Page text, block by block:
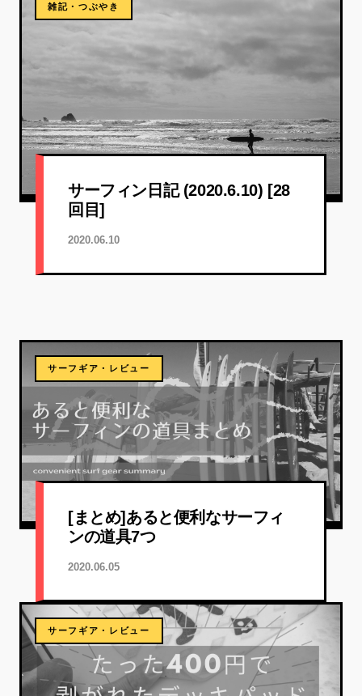
雑記・つぶやき
サーフィン日記 (2020.6.10) [28
回目]
2020.06.10
サーフギア・レビュー
[まとめ]あると便利なサーフィ
ンの道具7つ
2020.06.05
サーフギア・レビュー